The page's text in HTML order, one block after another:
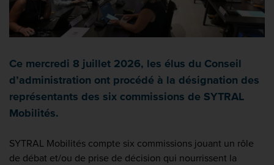
Ce mercredi 8 juillet 2026, les élus du Conseil
d’administration ont procédé à la désignation des
représentants des six commissions de SYTRAL
Mobilités.
SYTRAL Mobilités compte six commissions jouant un rôle
de débat et/ou de prise de décision qui nourrissent la